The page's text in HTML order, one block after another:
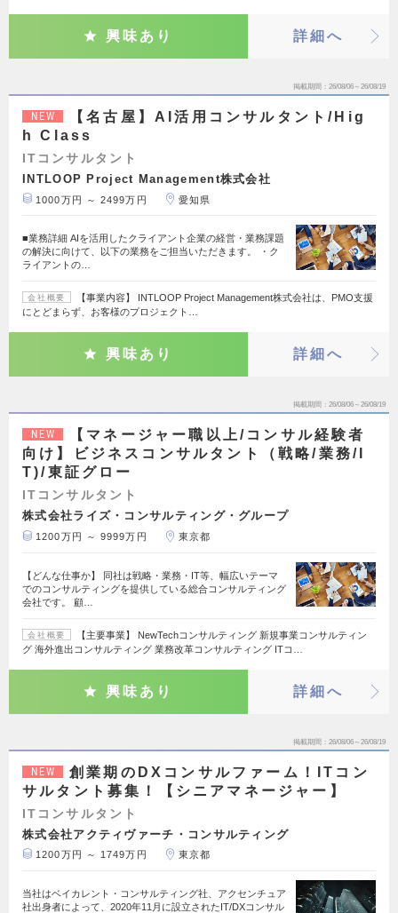
興味あり 詳細へ
掲載期間 26/08/06～26/08/19
NEW
【名古屋】AI活用コンサルタント/Hig
h Class
ITコンサルタント
INTLOOP Project Management株式会社
1000万円 ～ 2499万円 愛知県
■業務詳細 AIを活用したクライアント企業の経営・業務課題
の解決に向けて、以下の業務をご担当いただきます。 ・ク
ライアントの…
会社概要
【事業内容】 INTLOOP Project Management株式会社は、PMO支援
にとどまらず、お客様のプロジェクト…
興味あり 詳細へ
掲載期間 26/08/06～26/08/19
NEW
【マネージャー職以上/コンサル経験者
向け】ビジネスコンサルタント（戦略/業務/I
T)/東証グロー
ITコンサルタント
株式会社ライズ・コンサルティング・グループ
1200万円 ～ 9999万円 東京都
【どんな仕事か】 同社は戦略・業務・IT等、幅広いテーマ
でのコンサルティングを提供している総合コンサルティング
会社です。 顧…
会社概要
【主要事業】 NewTechコンサルティング 新規事業コンサルティン
グ 海外進出コンサルティング 業務改革コンサルティング ITコ…
興味あり 詳細へ
掲載期間 26/08/06～26/08/19
NEW
創業期のDXコンサルファーム！ITコン
サルタント募集！【シニアマネージャー】
ITコンサルタント
株式会社アクティヴァーチ・コンサルティング
1200万円 ～ 1749万円 東京都
当社はベイカレント・コンサルティング社、アクセンチュア
社出身者によって、2020年11月に設立されたIT/DXコンサル